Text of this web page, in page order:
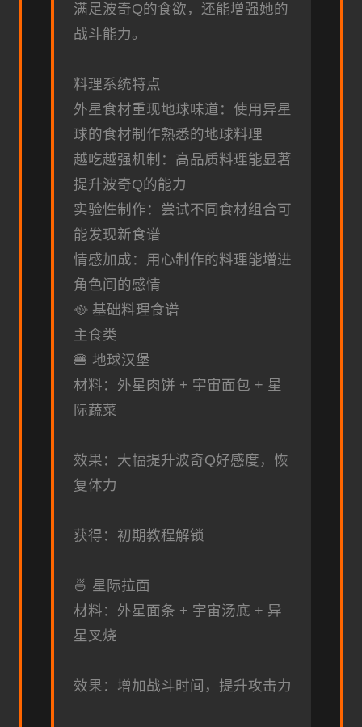
满足波奇Q的食欲，还能增强她的
战斗能力。
料理系统特点
外星食材重现地球味道：使用异星
球的食材制作熟悉的地球料理
越吃越强机制：高品质料理能显著
提升波奇Q的能力
实验性制作：尝试不同食材组合可
能发现新食谱
情感加成：用心制作的料理能增进
角色间的感情
🥘 基础料理食谱
主食类
🍔 地球汉堡
材料：外星肉饼 + 宇宙面包 + 星
际蔬菜
效果：大幅提升波奇Q好感度，恢
复体力
获得：初期教程解锁
🍜 星际拉面
材料：外星面条 + 宇宙汤底 + 异
星叉烧
效果：增加战斗时间，提升攻击力